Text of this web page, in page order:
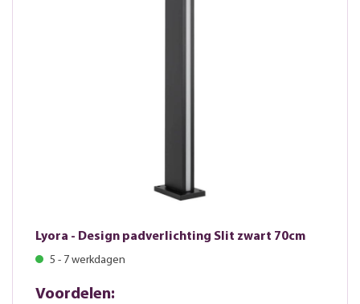
Lyora - Design padverlichting Slit zwart 70cm
5 - 7 werkdagen
Voordelen: